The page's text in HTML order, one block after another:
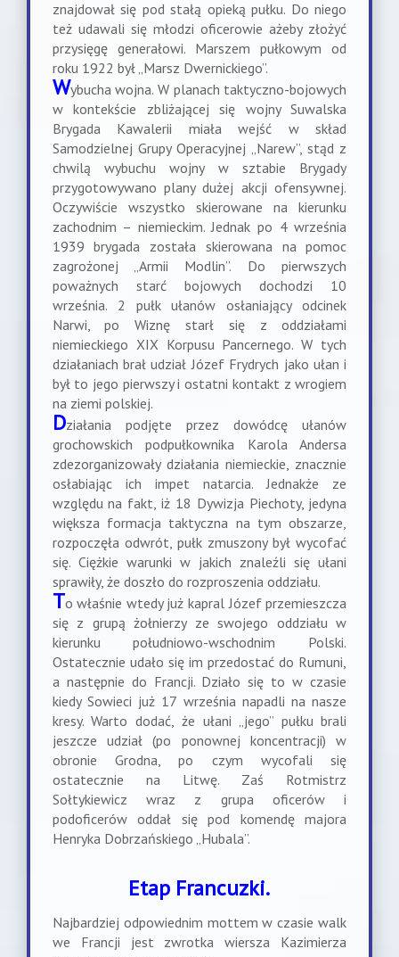
znajdował się pod stałą opieką pułku. Do niego
też udawali się młodzi oficerowie ażeby złożyć
przysięgę generałowi. Marszem pułkowym od
roku 1922 był „Marsz Dwernickiego”.
Wybucha wojna. W planach taktyczno-bojowych
w kontekście zbliżającej się wojny Suwalska
Brygada Kawalerii miała wejść w skład
Samodzielnej Grupy Operacyjnej „Narew”, stąd z
chwilą wybuchu wojny w sztabie Brygady
przygotowywano plany dużej akcji ofensywnej.
Oczywiście wszystko skierowane na kierunku
zachodnim – niemieckim. Jednak po 4 września
1939 brygada została skierowana na pomoc
zagrożonej „Armii Modlin”. Do pierwszych
poważnych starć bojowych dochodzi 10
września. 2 pułk ułanów osłaniający odcinek
Narwi, po Wiznę starł się z oddziałami
niemieckiego XIX Korpusu Pancernego. W tych
działaniach brał udział Józef Frydrych jako ułan i
był to jego pierwszy i ostatni kontakt z wrogiem
na ziemi polskiej.
Działania podjęte przez dowódcę ułanów
grochowskich podpułkownika Karola Andersa
zdezorganizowały działania niemieckie, znacznie
osłabiając ich impet natarcia. Jednakże ze
względu na fakt, iż 18 Dywizja Piechoty, jedyna
większa formacja taktyczna na tym obszarze,
rozpoczęła odwrót, pułk zmuszony był wycofać
się. Ciężkie warunki w jakich znaleźli się ułani
sprawiły, że doszło do rozproszenia oddziału.
To właśnie wtedy już kapral Józef przemieszcza
się z grupą żołnierzy ze swojego oddziału w
kierunku południowo-wschodnim Polski.
Ostatecznie udało się im przedostać do Rumuni,
a następnie do Francji. Działo się to w czasie
kiedy Sowieci już 17 września napadli na nasze
kresy. Warto dodać, że ułani „jego” pułku brali
jeszcze udział (po ponownej koncentracji) w
obronie Grodna, po czym wycofali się
ostatecznie na Litwę. Zaś Rotmistrz
Sołtykiewicz wraz z grupa oficerów i
podoficerów oddał się pod komendę majora
Henryka Dobrzańskiego „Hubala”.
Etap Francuzki.
Najbardziej odpowiednim mottem w czasie walk
we Francji jest zwrotka wiersza Kazimierza